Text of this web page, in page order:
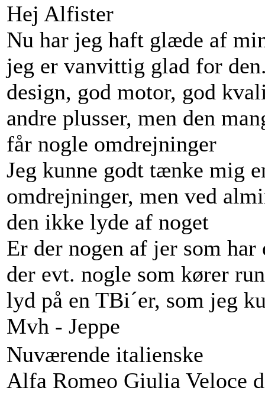
Hej Alfister
Nu har jeg haft glæde af
jeg er vanvittig glad for
design, god motor, god
andre plusser, men den
får nogle omdrejninger
Jeg kunne godt tænke mig
omdrejninger, men ved
den ikke lyde af noget
Er der nogen af jer som
der evt. nogle som kører
lyd på en TBi´er, som jeg
Mvh - Jeppe
Nuværende italienske
Alfa Romeo Giulia Veloce